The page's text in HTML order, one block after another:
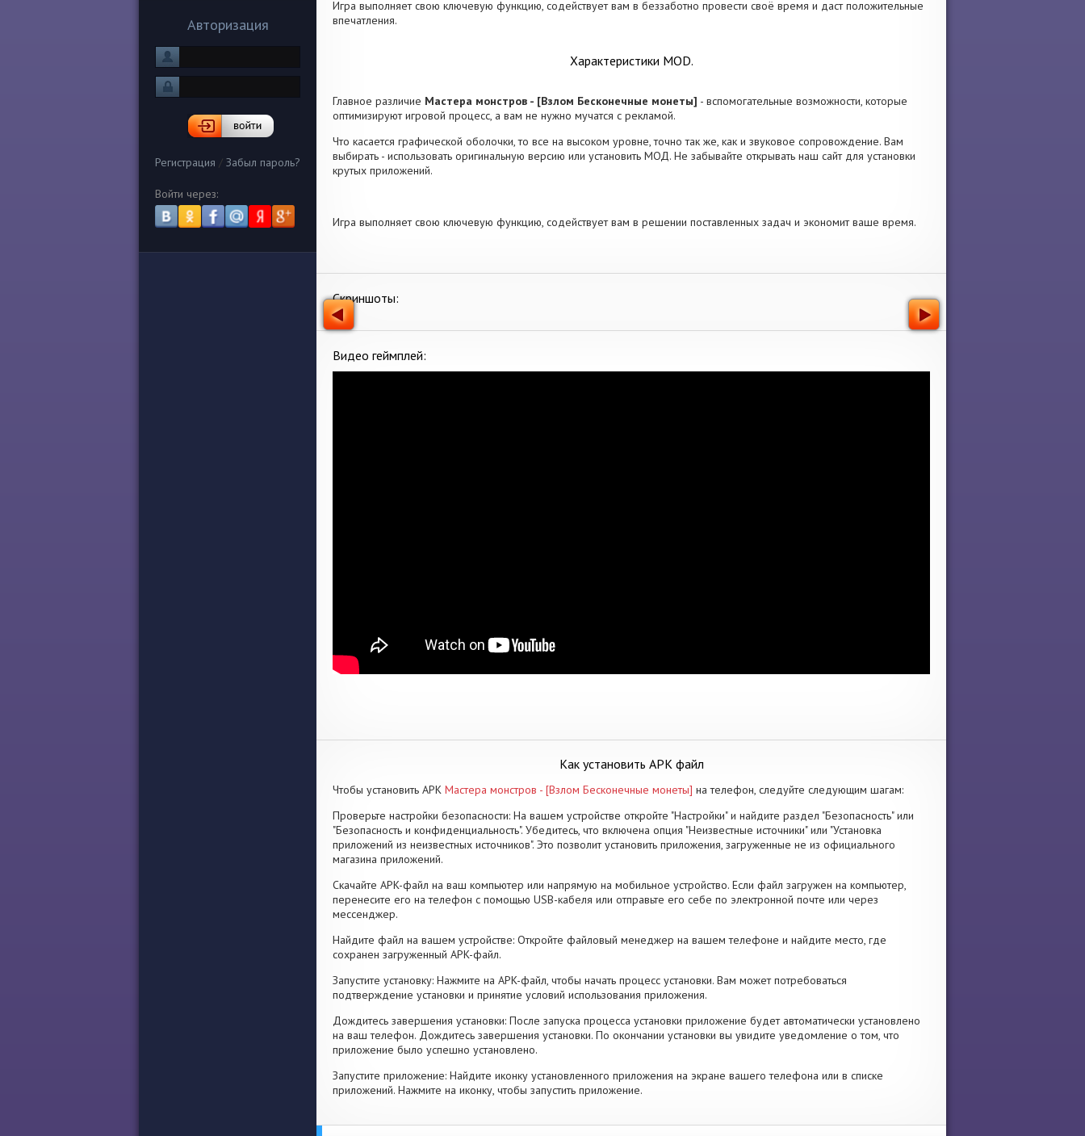
Авторизация
Регистрация / Забыл пароль?
Войти через:
Игра выполняет свою ключевую функцию, содействует вам в беззаботно провести своё время и даст положительные
впечатления.
Характеристики MOD.
Главное различие Мастера монстров - [Взлом Бесконечные монеты] - вспомогательные возможности, которые
оптимизируют игровой процесс, а вам не нужно мучатся с рекламой.
Что касается графической оболочки, то все на высоком уровне, точно так же, как и звуковое сопровождение. Вам
выбирать - использовать оригинальную версию или установить МОД. Не забывайте открывать наш сайт для установки
крутых приложений.
Игра выполняет свою ключевую функцию, содействует вам в решении поставленных задач и экономит ваше время.
Скриншоты:
Видео геймплей:
Как установить APK файл
Чтобы установить APK Мастера монстров - [Взлом Бесконечные монеты] на телефон, следуйте следующим шагам:
Проверьте настройки безопасности: На вашем устройстве откройте "Настройки" и найдите раздел "Безопасность" или
"Безопасность и конфиденциальность". Убедитесь, что включена опция "Неизвестные источники" или "Установка
приложений из неизвестных источников". Это позволит установить приложения, загруженные не из официального
магазина приложений.
Скачайте APK-файл на ваш компьютер или напрямую на мобильное устройство. Если файл загружен на компьютер,
перенесите его на телефон с помощью USB-кабеля или отправьте его себе по электронной почте или через
мессенджер.
Найдите файл на вашем устройстве: Откройте файловый менеджер на вашем телефоне и найдите место, где
сохранен загруженный APK-файл.
Запустите установку: Нажмите на APK-файл, чтобы начать процесс установки. Вам может потребоваться
подтверждение установки и принятие условий использования приложения.
Дождитесь завершения установки: После запуска процесса установки приложение будет автоматически установлено
на ваш телефон. Дождитесь завершения установки. По окончании установки вы увидите уведомление о том, что
приложение было успешно установлено.
Запустите приложение: Найдите иконку установленного приложения на экране вашего телефона или в списке
приложений. Нажмите на иконку, чтобы запустить приложение.